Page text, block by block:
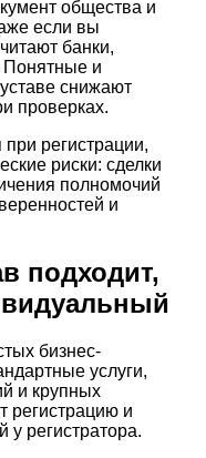
общества и
если вы
банки,
Понятные и
снижают
проверках.
регистрации,
риски: сделки
полномочий
и
подходит,
бизнес-
услуги,
и крупных
регистрацию и
регистратора.